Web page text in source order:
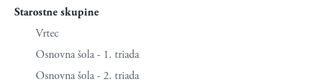
Starostne skupine
Vrtec
Osnovna šola - 1. triada
Osnovna šola - 2. triada